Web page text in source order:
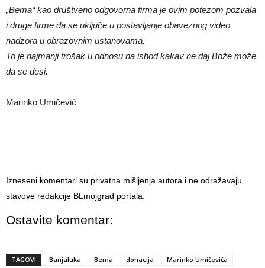
„Bema“ kao društveno odgovorna firma je ovim potezom pozvala
i druge firme da se uključe u postavljanje obaveznog video
nadzora u obrazovnim ustanovama.
To je najmanji trošak u odnosu na ishod kakav ne daj Bože može
da se desi.
Marinko Umičević
Izneseni komentari su privatna mišljenja autora i ne odražavaju
stavove redakcije BLmojgrad portala.
Ostavite komentar:
TAGOVI Banjaluka Bema donacija
Marinko Umičevića